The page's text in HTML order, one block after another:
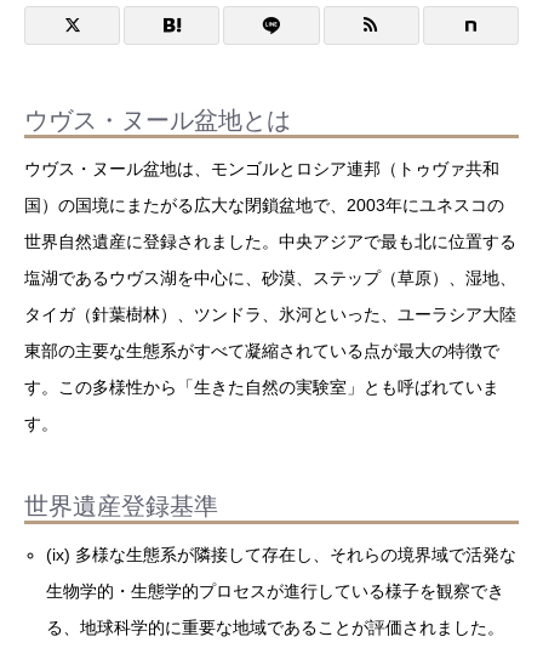
ウヴス・ヌール盆地とは
ウヴス・ヌール盆地は、モンゴルとロシア連邦（トゥヴァ共和
国）の国境にまたがる広大な閉鎖盆地で、2003年にユネスコの
世界自然遺産に登録されました。中央アジアで最も北に位置する
塩湖であるウヴス湖を中心に、砂漠、ステップ（草原）、湿地、
タイガ（針葉樹林）、ツンドラ、氷河といった、ユーラシア大陸
東部の主要な生態系がすべて凝縮されている点が最大の特徴で
す。この多様性から「生きた自然の実験室」とも呼ばれていま
す。
世界遺産登録基準
(ix) 多様な生態系が隣接して存在し、それらの境界域で活発な
生物学的・生態学的プロセスが進行している様子を観察でき
る、地球科学的に重要な地域であることが評価されました。